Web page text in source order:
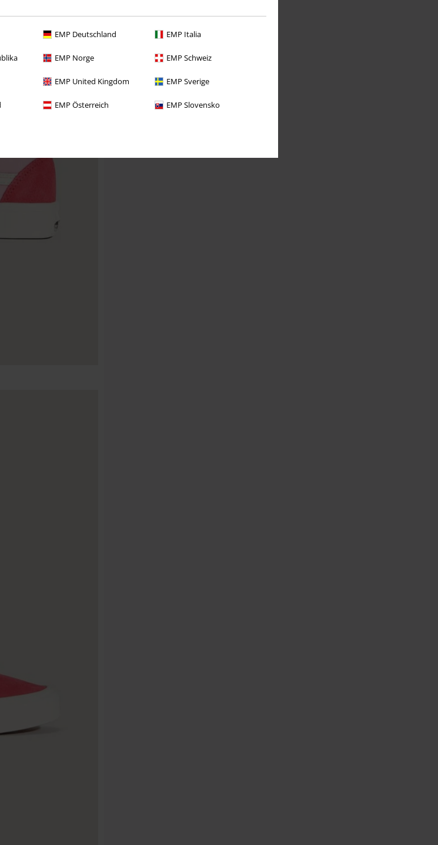
EMP Deutschland EMP Italia
EMP Norge EMP Schweiz
EMP United Kingdom EMP Sverige
EMP Österreich EMP Slovensko